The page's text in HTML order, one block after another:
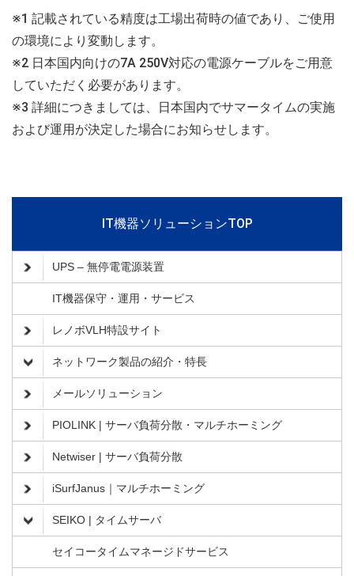
※1 記載されている精度は工場出荷時の値であり、ご使用
の環境により変動します。
※2 日本国内向けの7A 250V対応の電源ケーブルをご用意
していただく必要があります。
※3 詳細につきましては、日本国内でサマータイムの実施
および運用が決定した場合にお知らせします。
IT機器ソリューションTOP
UPS – 無停電電源装置
IT機器保守・運用・サービス
レノボVLH特設サイト
ネットワーク製品の紹介・特長
メールソリューション
PIOLINK | サーバ負荷分散・マルチホーミング
Netwiser | サーバ負荷分散
iSurfJanus｜マルチホーミング
SEIKO | タイムサーバ
セイコータイムマネージドサービス